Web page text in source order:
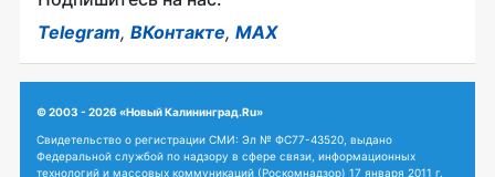
Telegram, ВКонтакте, MAX
© 2003 - 2026 «Новый Калининград.Ru»
Свидетельство о регистрации СМИ: Эл № ФС77-43520, выдано
Федеральной службой по надзору в сфере связи, информационных
технологий и массовых коммуникаций (Роскомнадзор) 17 января 2011 г.